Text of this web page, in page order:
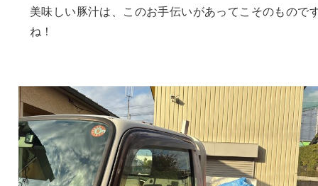
美味しい豚汁は、このお手伝いがあってこそのもので
ね！